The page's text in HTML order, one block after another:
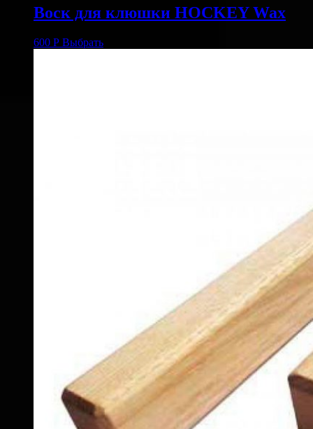
Воск для клюшки HOCKEY Wax
600 Р Выбрать